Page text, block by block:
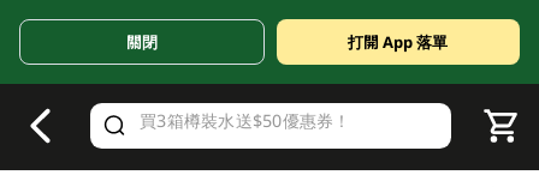
Valid Until 30 June 2026
關閉 打開 App 落單